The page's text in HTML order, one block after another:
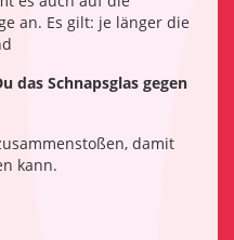
an. Es gilt: je länger die
das Schnapsglas gegen
damit
kann.